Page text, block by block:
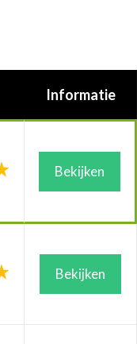
Informatie
Bekijken
Bekijken